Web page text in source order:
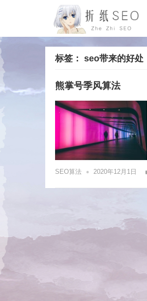
标签： seo带来的好处
熊掌号季风算法
SEO算法 • 2020年12月1日